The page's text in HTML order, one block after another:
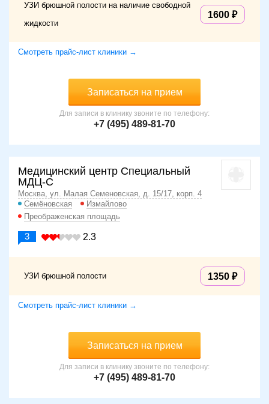
УЗИ брюшной полости на наличие свободной
жидкости
1600
Смотреть прайс-лист клиники →
Записаться на прием
Для записи в клинику звоните по телефону:
+7 (495) 489-81-70
Медицинский центр Специальный
МДЦ-С
Москва, ул. Малая Семеновская, д. 15/17, корп. 4
Семёновская
Измайлово
Преображенская площадь
3 2.3
УЗИ брюшной полости 1350
Смотреть прайс-лист клиники →
Записаться на прием
Для записи в клинику звоните по телефону:
+7 (495) 489-81-70